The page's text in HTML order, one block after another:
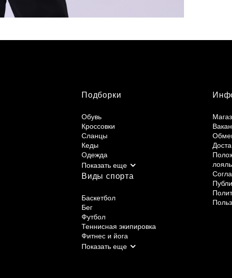
Подборки
Обувь
Кроссовки
Сланцы
Кеды
Одежда
Виды спорта
Баскетбол
Бег
Футбол
Теннисная экипировка
Фитнес и йога